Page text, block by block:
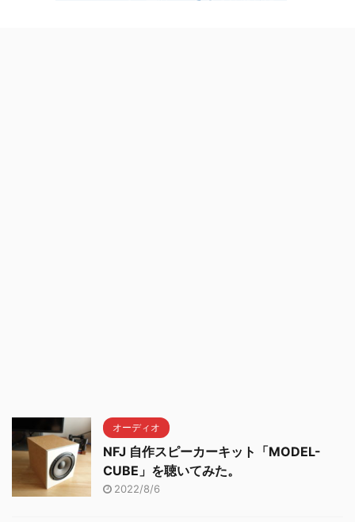
オーディオ
NFJ 自作スピーカーキット「MODEL-
CUBE」を聴いてみた。
2022/8/6